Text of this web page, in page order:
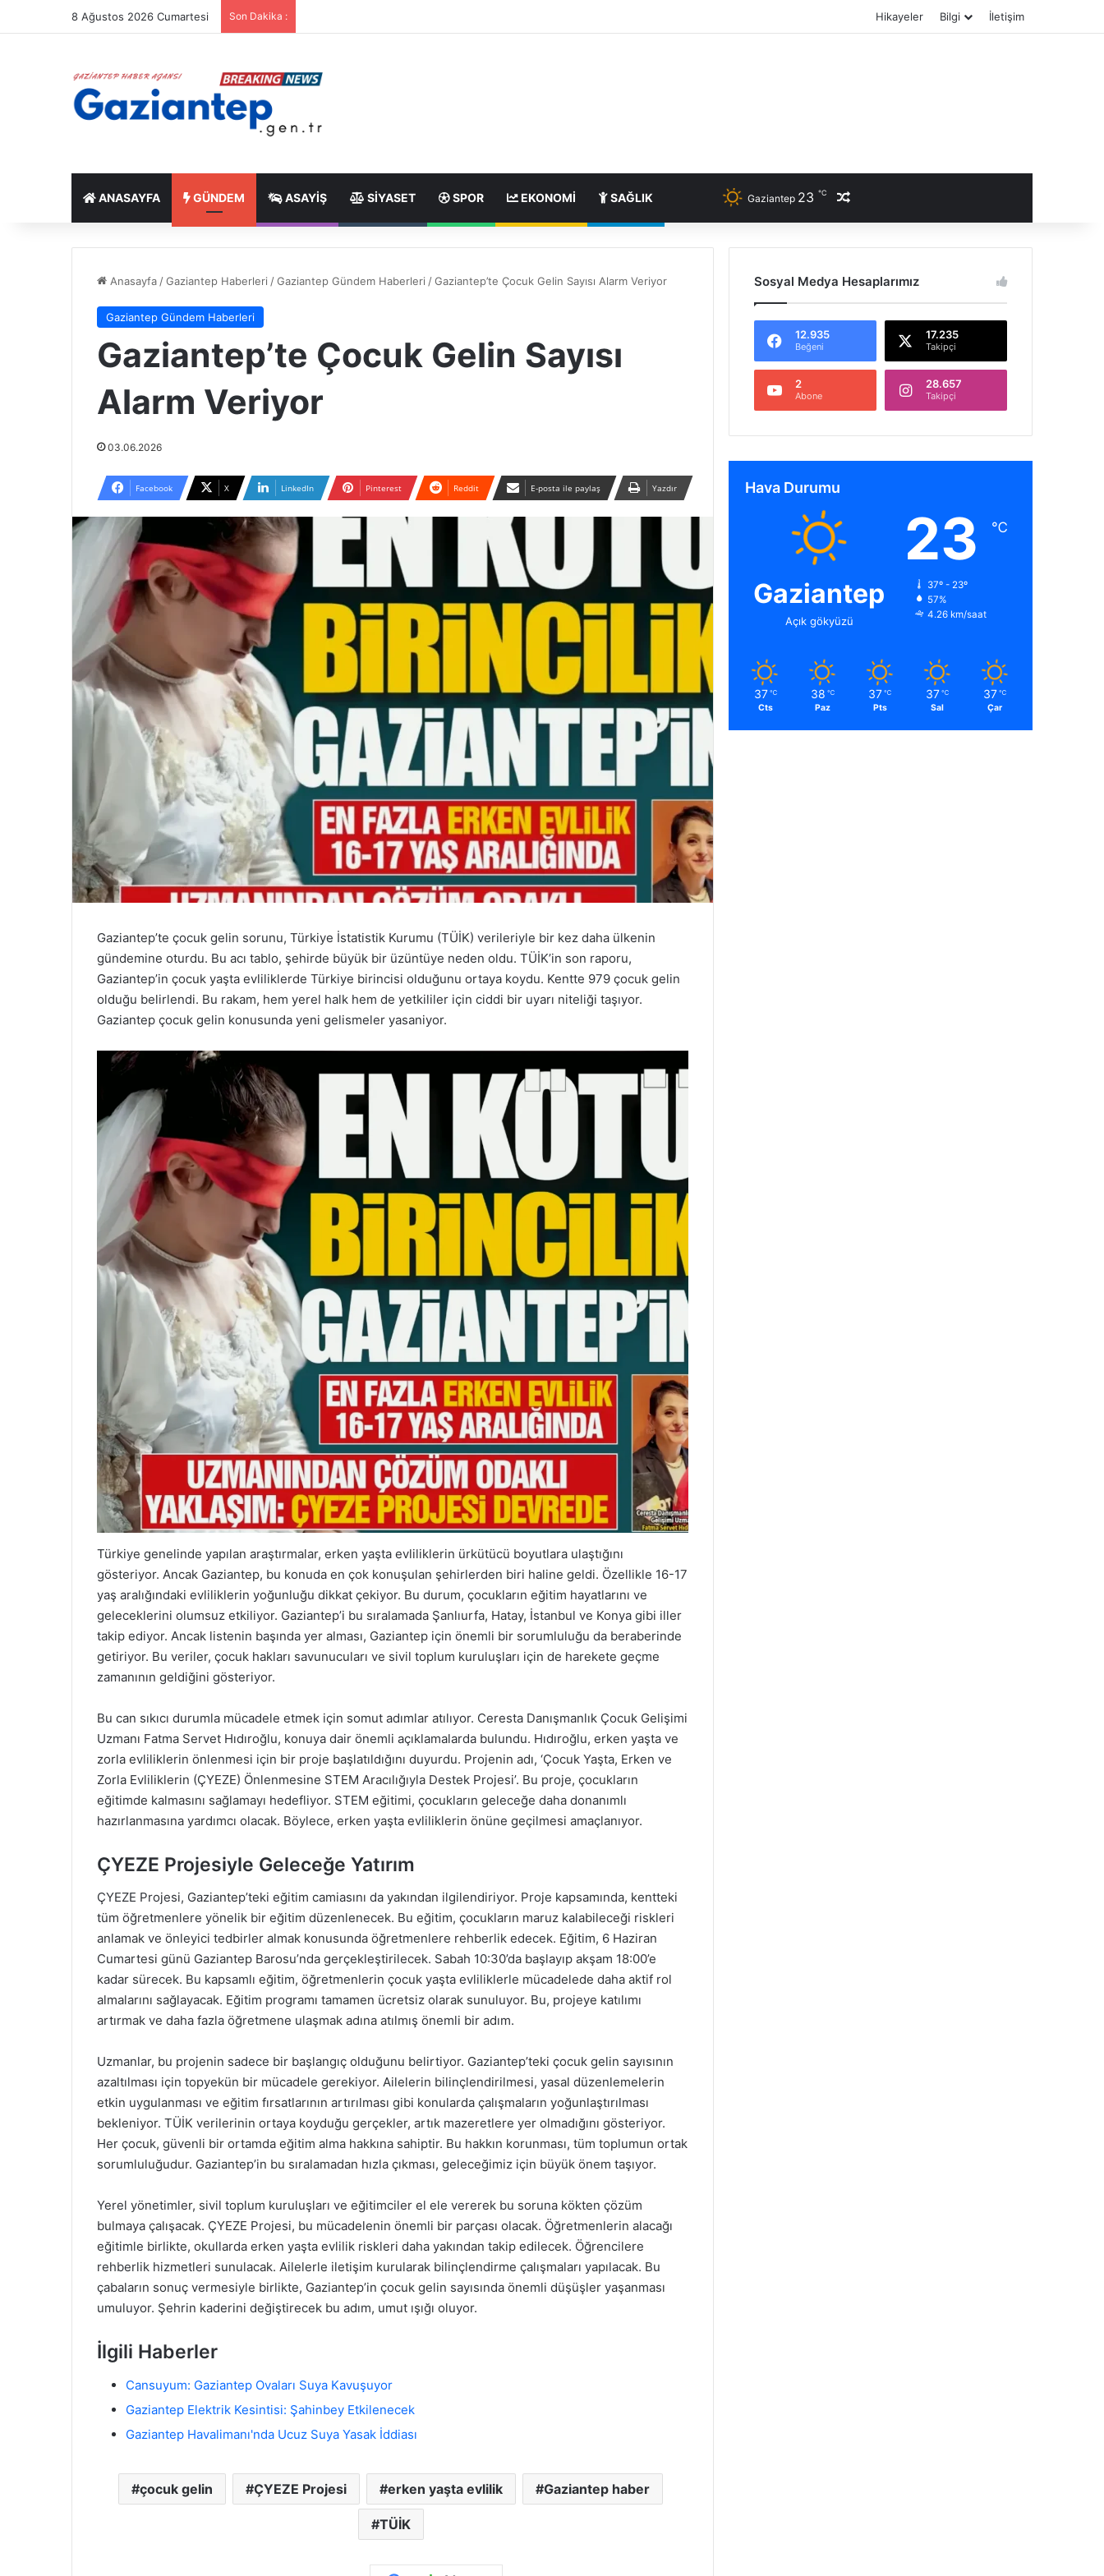
8 Ağustos 2026 Cumartesi Son Dakika : Hikayeler Bilgi İletişim
ANASAYFA GÜNDEM ASAYIŞ SIYASET SPOR EKONOMI SAĞLIK Gaziantep 23 ℃
Anasayfa /Gaziantep Haberleri /Gaziantep Gündem Haberleri /Gaziantep’te Çocuk Gelin Sayısı Alarm Veriyor
Gaziantep Gündem Haberleri
Gaziantep’te Çocuk Gelin Sayısı
Alarm Veriyor
03.06.2026
Facebook X LinkedIn Pinterest Reddit E-posta ile paylaş Yazdır
Gaziantep’te çocuk gelin sorunu, Türkiye İstatistik Kurumu (TÜİK) verileriyle bir kez daha ülkenin
gündemine oturdu. Bu acı tablo, şehirde büyük bir üzüntüye neden oldu. TÜİK’in son raporu,
Gaziantep’in çocuk yaşta evliliklerde Türkiye birincisi olduğunu ortaya koydu. Kentte 979 çocuk gelin
olduğu belirlendi. Bu rakam, hem yerel halk hem de yetkililer için ciddi bir uyarı niteliği taşıyor.
Gaziantep çocuk gelin konusunda yeni gelismeler yasaniyor.
Türkiye genelinde yapılan araştırmalar, erken yaşta evliliklerin ürkütücü boyutlara ulaştığını
gösteriyor. Ancak Gaziantep, bu konuda en çok konuşulan şehirlerden biri haline geldi. Özellikle 16-17
yaş aralığındaki evliliklerin yoğunluğu dikkat çekiyor. Bu durum, çocukların eğitim hayatlarını ve
geleceklerini olumsuz etkiliyor. Gaziantep’i bu sıralamada Şanlıurfa, Hatay, İstanbul ve Konya gibi iller
takip ediyor. Ancak listenin başında yer alması, Gaziantep için önemli bir sorumluluğu da beraberinde
getiriyor. Bu veriler, çocuk hakları savunucuları ve sivil toplum kuruluşları için de harekete geçme
zamanının geldiğini gösteriyor.
Bu can sıkıcı durumla mücadele etmek için somut adımlar atılıyor. Ceresta Danışmanlık Çocuk Gelişimi
Uzmanı Fatma Servet Hıdıroğlu, konuya dair önemli açıklamalarda bulundu. Hıdıroğlu, erken yaşta ve
zorla evliliklerin önlenmesi için bir proje başlatıldığını duyurdu. Projenin adı, ‘Çocuk Yaşta, Erken ve
Zorla Evliliklerin (ÇYEZE) Önlenmesine STEM Aracılığıyla Destek Projesi’. Bu proje, çocukların
eğitimde kalmasını sağlamayı hedefliyor. STEM eğitimi, çocukların geleceğe daha donanımlı
hazırlanmasına yardımcı olacak. Böylece, erken yaşta evliliklerin önüne geçilmesi amaçlanıyor.
ÇYEZE Projesiyle Geleceğe Yatırım
ÇYEZE Projesi, Gaziantep’teki eğitim camiasını da yakından ilgilendiriyor. Proje kapsamında, kentteki
tüm öğretmenlere yönelik bir eğitim düzenlenecek. Bu eğitim, çocukların maruz kalabileceği riskleri
anlamak ve önleyici tedbirler almak konusunda öğretmenlere rehberlik edecek. Eğitim, 6 Haziran
Cumartesi günü Gaziantep Barosu’nda gerçekleştirilecek. Sabah 10:30’da başlayıp akşam 18:00’e
kadar sürecek. Bu kapsamlı eğitim, öğretmenlerin çocuk yaşta evliliklerle mücadelede daha aktif rol
almalarını sağlayacak. Eğitim programı tamamen ücretsiz olarak sunuluyor. Bu, projeye katılımı
artırmak ve daha fazla öğretmene ulaşmak adına atılmış önemli bir adım.
Uzmanlar, bu projenin sadece bir başlangıç olduğunu belirtiyor. Gaziantep’teki çocuk gelin sayısının
azaltılması için topyekün bir mücadele gerekiyor. Ailelerin bilinçlendirilmesi, yasal düzenlemelerin
etkin uygulanması ve eğitim fırsatlarının artırılması gibi konularda çalışmaların yoğunlaştırılması
bekleniyor. TÜİK verilerinin ortaya koyduğu gerçekler, artık mazeretlere yer olmadığını gösteriyor.
Her çocuk, güvenli bir ortamda eğitim alma hakkına sahiptir. Bu hakkın korunması, tüm toplumun ortak
sorumluluğudur. Gaziantep’in bu sıralamadan hızla çıkması, geleceğimiz için büyük önem taşıyor.
Yerel yönetimler, sivil toplum kuruluşları ve eğitimciler el ele vererek bu soruna kökten çözüm
bulmaya çalışacak. ÇYEZE Projesi, bu mücadelenin önemli bir parçası olacak. Öğretmenlerin alacağı
eğitimle birlikte, okullarda erken yaşta evlilik riskleri daha yakından takip edilecek. Öğrencilere
rehberlik hizmetleri sunulacak. Ailelerle iletişim kurularak bilinçlendirme çalışmaları yapılacak. Bu
çabaların sonuç vermesiyle birlikte, Gaziantep’in çocuk gelin sayısında önemli düşüşler yaşanması
umuluyor. Şehrin kaderini değiştirecek bu adım, umut ışığı oluyor.
İlgili Haberler
Cansuyum: Gaziantep Ovaları Suya Kavuşuyor
Gaziantep Elektrik Kesintisi: Şahinbey Etkilenecek
Gaziantep Havalimanı'nda Ucuz Suya Yasak İddiası
çocuk gelin ÇYEZE Projesi erken yaşta evlilik Gaziantep haber
TÜİK
Sosyal Medya Hesaplarımız
12.935
Beğeni
17.235
Takipçi
2
Abone
28.657
Takipçi
Hava Durumu
Gaziantep
Açık gökyüzü
23 ℃
37º - 23º
57%
4.26 km/saat
37 ℃
Cts
38 ℃
Paz
37 ℃
Pts
37 ℃
Sal
37 ℃
Çar